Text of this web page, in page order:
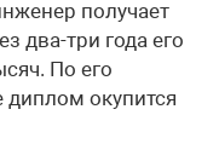
получает
два-три года его
По его
диплом окупится